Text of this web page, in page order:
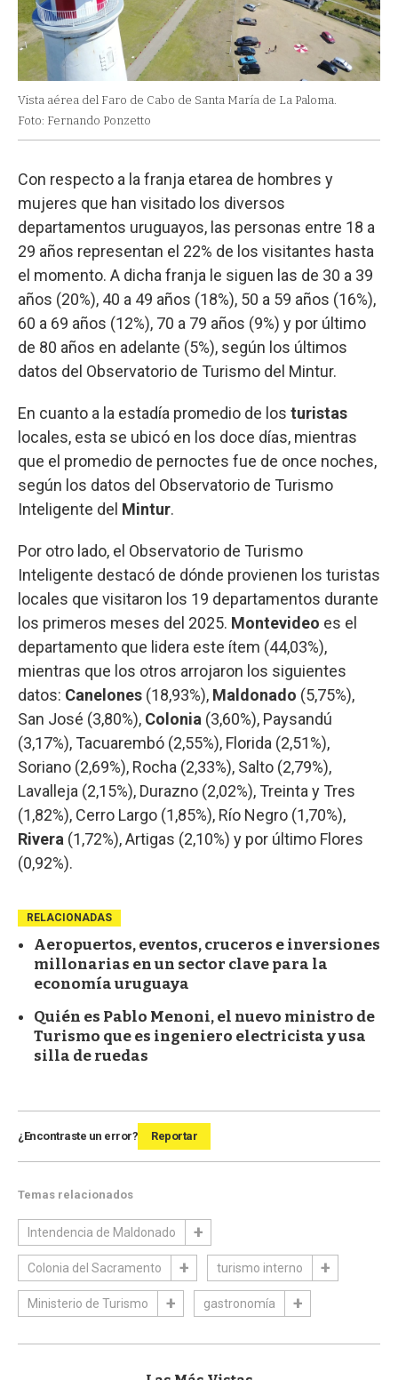
Vista aérea del Faro de Cabo de Santa María de La Paloma.
Foto: Fernando Ponzetto
Con respecto a la franja etarea de hombres y
mujeres que han visitado los diversos
departamentos uruguayos, las personas entre 18 a
29 años representan el 22% de los visitantes hasta
el momento. A dicha franja le siguen las de 30 a 39
años (20%), 40 a 49 años (18%), 50 a 59 años (16%),
60 a 69 años (12%), 70 a 79 años (9%) y por último
de 80 años en adelante (5%), según los últimos
datos del Observatorio de Turismo del Mintur.
En cuanto a la estadía promedio de los turistas
locales, esta se ubicó en los doce días, mientras
que el promedio de pernoctes fue de once noches,
según los datos del Observatorio de Turismo
Inteligente del Mintur.
Por otro lado, el Observatorio de Turismo
Inteligente destacó de dónde provienen los turistas
locales que visitaron los 19 departamentos durante
los primeros meses del 2025. Montevideo es el
departamento que lidera este ítem (44,03%),
mientras que los otros arrojaron los siguientes
datos: Canelones (18,93%), Maldonado (5,75%),
San José (3,80%), Colonia (3,60%), Paysandú
(3,17%), Tacuarembó (2,55%), Florida (2,51%),
Soriano (2,69%), Rocha (2,33%), Salto (2,79%),
Lavalleja (2,15%), Durazno (2,02%), Treinta y Tres
(1,82%), Cerro Largo (1,85%), Río Negro (1,70%),
Rivera (1,72%), Artigas (2,10%) y por último Flores
(0,92%).
RELACIONADAS
Aeropuertos, eventos, cruceros e inversiones
millonarias en un sector clave para la
economía uruguaya
Quién es Pablo Menoni, el nuevo ministro de
Turismo que es ingeniero electricista y usa
silla de ruedas
¿Encontraste un error? Reportar
Temas relacionados
Intendencia de Maldonado
Colonia del Sacramento turismo interno
Ministerio de Turismo gastronomía